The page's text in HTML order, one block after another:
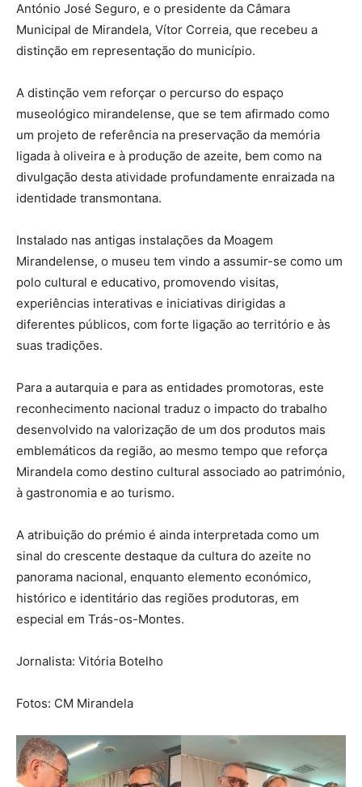
António José Seguro, e o presidente da Câmara
Municipal de Mirandela, Vítor Correia, que recebeu a
distinção em representação do município.
A distinção vem reforçar o percurso do espaço
museológico mirandelense, que se tem afirmado como
um projeto de referência na preservação da memória
ligada à oliveira e à produção de azeite, bem como na
divulgação desta atividade profundamente enraizada na
identidade transmontana.
Instalado nas antigas instalações da Moagem
Mirandelense, o museu tem vindo a assumir-se como um
polo cultural e educativo, promovendo visitas,
experiências interativas e iniciativas dirigidas a
diferentes públicos, com forte ligação ao território e às
suas tradições.
Para a autarquia e para as entidades promotoras, este
reconhecimento nacional traduz o impacto do trabalho
desenvolvido na valorização de um dos produtos mais
emblemáticos da região, ao mesmo tempo que reforça
Mirandela como destino cultural associado ao património,
à gastronomia e ao turismo.
A atribuição do prémio é ainda interpretada como um
sinal do crescente destaque da cultura do azeite no
panorama nacional, enquanto elemento económico,
histórico e identitário das regiões produtoras, em
especial em Trás-os-Montes.
Jornalista: Vitória Botelho
Fotos: CM Mirandela